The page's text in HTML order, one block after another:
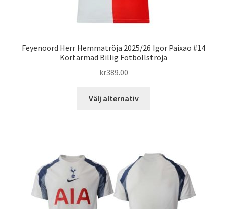
Feyenoord Herr Hemmatröja 2025/26 Igor Paixao #14
Kortärmad Billig Fotbollströja
kr389.00
Välj alternativ
varianter.
alternativen